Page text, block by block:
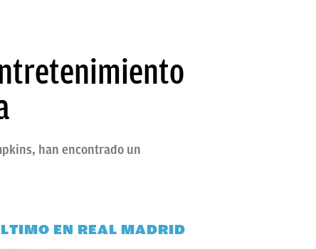
han encontrado un
EN REAL MADRID